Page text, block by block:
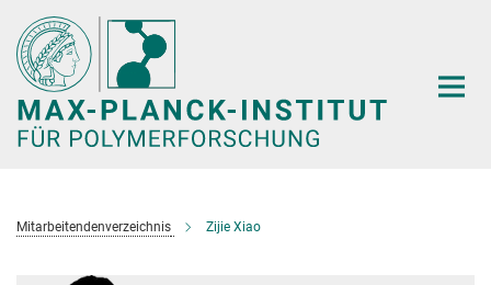
Hauptinhalt
Mitarbeitendenverzeichnis Zijie Xiao